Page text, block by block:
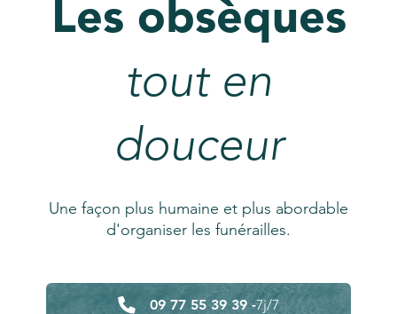
Les obsèques
tout en
douceur
Une façon plus humaine et plus abordable
d'organiser les funérailles.
09 77 55 39 39 -7j/7